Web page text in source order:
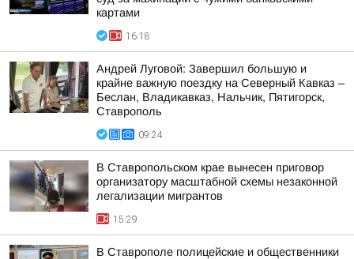
картами
16:18
Андрей Луговой: Завершил большую и
крайне важную поездку на Северный Кавказ –
Беслан, Владикавказ, Нальчик, Пятигорск,
Ставрополь
09:24
В Ставропольском крае вынесен приговор
организатору масштабной схемы незаконной
легализации мигрантов
15:29
В Ставрополе полицейские и общественники